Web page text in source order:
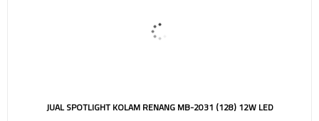
JUAL SPOTLIGHT KOLAM RENANG MB-2031 (128) 12W LED